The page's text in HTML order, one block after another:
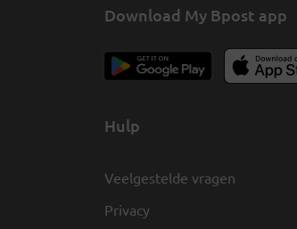
Download My Bpost app
Hulp
Veelgestelde vragen
Privacy